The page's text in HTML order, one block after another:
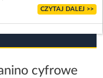
CZYTAJ DALEJ >>
cyfrowe